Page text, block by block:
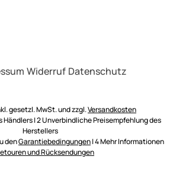
Widerruf Datenschutz
gesetzl. MwSt. und zzgl.Versandkosten
Händlers | 2 Unverbindliche Preisempfehlung des
Herstellers
denGarantiebedingungen| 4 Mehr Informationen
und Rücksendungen